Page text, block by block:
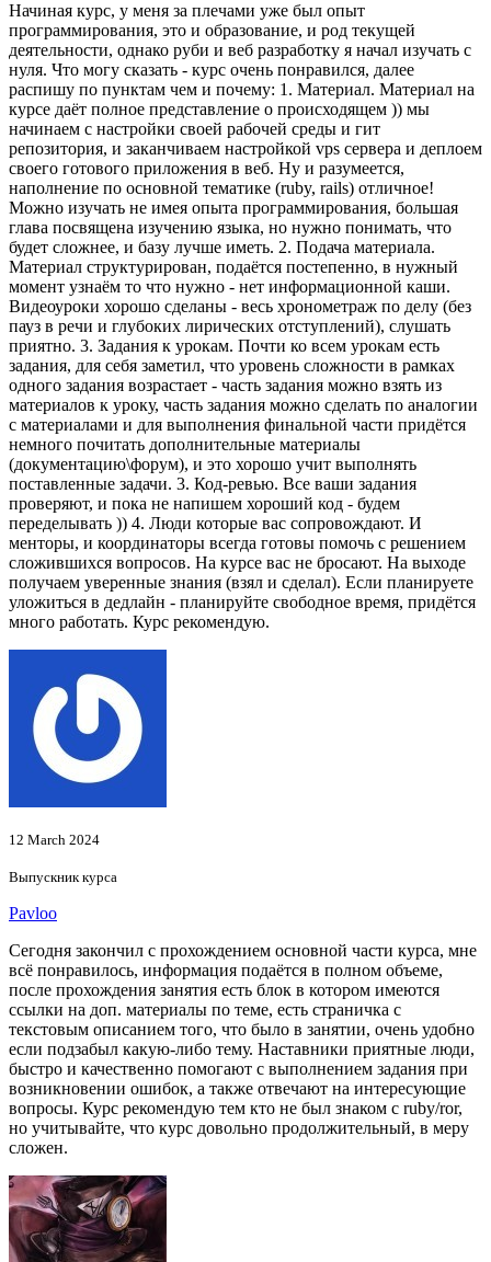
Начиная курс, у меня за плечами уже был опыт
программирования, это и образование, и род текущей
деятельности, однако руби и веб разработку я начал изучать с
нуля. Что могу сказать - курс очень понравился, далее
распишу по пунктам чем и почему: 1. Материал. Материал на
курсе даёт полное представление о происходящем )) мы
начинаем с настройки своей рабочей среды и гит
репозитория, и заканчиваем настройкой vps сервера и деплоем
своего готового приложения в веб. Ну и разумеется,
наполнение по основной тематике (ruby, rails) отличное!
Можно изучать не имея опыта программирования, большая
глава посвящена изучению языка, но нужно понимать, что
будет сложнее, и базу лучше иметь. 2. Подача материала.
Материал структурирован, подаётся постепенно, в нужный
момент узнаём то что нужно - нет информационной каши.
Видеоуроки хорошо сделаны - весь хронометраж по делу (без
пауз в речи и глубоких лирических отступлений), слушать
приятно. 3. Задания к урокам. Почти ко всем урокам есть
задания, для себя заметил, что уровень сложности в рамках
одного задания возрастает - часть задания можно взять из
материалов к уроку, часть задания можно сделать по аналогии
с материалами и для выполнения финальной части придётся
немного почитать дополнительные материалы
(документацию\форум), и это хорошо учит выполнять
поставленные задачи. 3. Код-ревью. Все ваши задания
проверяют, и пока не напишем хороший код - будем
переделывать )) 4. Люди которые вас сопровождают. И
менторы, и координаторы всегда готовы помочь с решением
сложившихся вопросов. На курсе вас не бросают. На выходе
получаем уверенные знания (взял и сделал). Если планируете
уложиться в дедлайн - планируйте свободное время, придётся
много работать. Курс рекомендую.
12 March 2024
Выпускник курса
Pavloo
Сегодня закончил с прохождением основной части курса, мне
всё понравилось, информация подаётся в полном объеме,
после прохождения занятия есть блок в котором имеются
ссылки на доп. материалы по теме, есть страничка с
текстовым описанием того, что было в занятии, очень удобно
если подзабыл какую-либо тему. Наставники приятные люди,
быстро и качественно помогают с выполнением задания при
возникновении ошибок, а также отвечают на интересующие
вопросы. Курс рекомендую тем кто не был знаком с ruby/ror,
но учитывайте, что курс довольно продолжительный, в меру
сложен.